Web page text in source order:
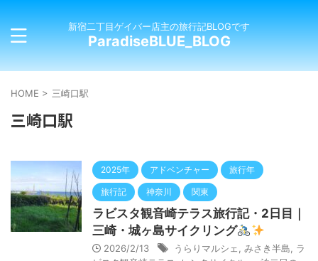
新宿二丁目ゲイバー店主の旅行記BLOGです
ParadiseBLUE_BLOG
HOME > 三崎口駅
三崎口駅
2025年 アドベンチャー 旅行年
旅行記 神奈川 関東
ラビスタ観音崎テラス旅行記・2日目｜
三崎・城ヶ島サイクリング
2026/2/13 うらりマルシェ みさき半島
ラ